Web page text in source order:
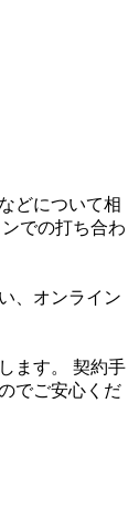
どについて相
での打ち合わ
、オンライン
ます。 契約手
でご安心くだ